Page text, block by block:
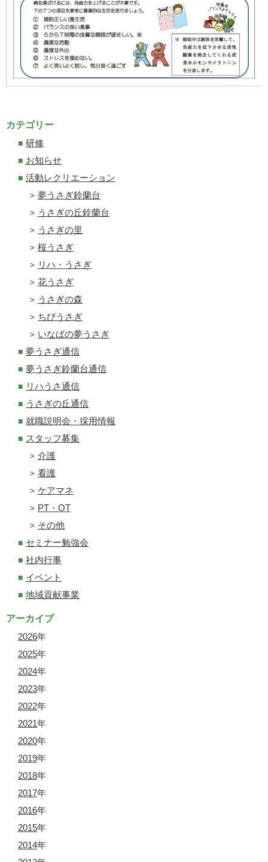
カテゴリー
研修
お知らせ
活動レクリエーション
夢うさぎ鈴蘭台
うさぎの丘鈴蘭台
うさぎの里
桜うさぎ
リハ・うさぎ
花うさぎ
うさぎの森
ちびうさぎ
いなばの夢うさぎ
夢うさぎ通信
夢うさぎ鈴蘭台通信
リハうさ通信
うさぎの丘通信
就職説明会・採用情報
スタッフ募集
介護
看護
ケアマネ
PT・OT
その他
セミナー勉強会
社内行事
イベント
地域貢献事業
アーカイブ
2026年
2025年
2024年
2023年
2022年
2021年
2020年
2019年
2018年
2017年
2016年
2015年
2014年